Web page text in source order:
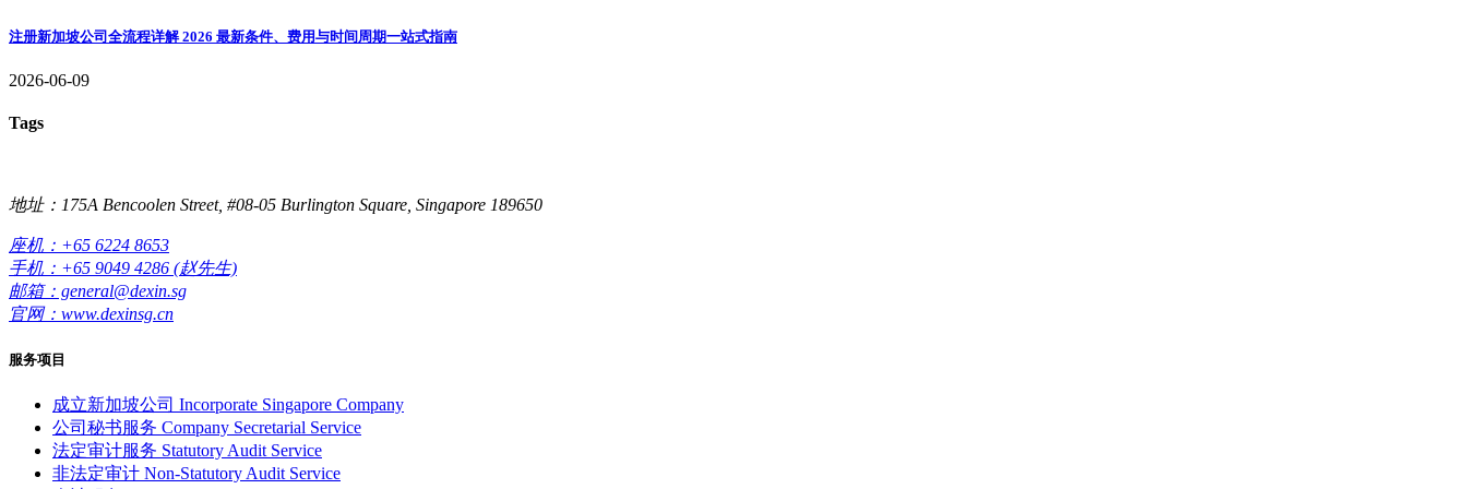
注册新加坡公司全流程详解 2026 最新条件、费用与时间周期一站式指南
2026-06-09
Tags
地址：175A Bencoolen Street, #08-05 Burlington Square, Singapore 189650
座机：+65 6224 8653
手机：+65 9049 4286 (赵先生)
邮箱：general@dexin.sg
官网：www.dexinsg.cn
服务项目
成立新加坡公司 Incorporate Singapore Company
公司秘书服务 Company Secretarial Service
法定审计服务 Statutory Audit Service
非法定审计 Non-Statutory Audit Service